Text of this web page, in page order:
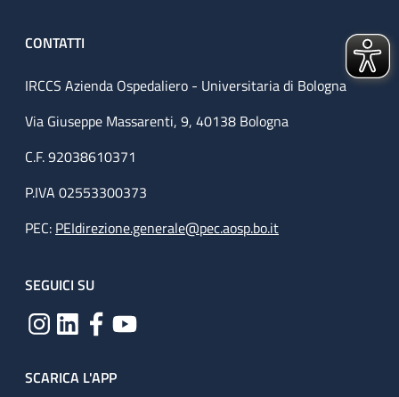
CONTATTI
IRCCS Azienda Ospedaliero - Universitaria di Bologna
Via Giuseppe Massarenti, 9, 40138 Bologna
C.F. 92038610371
P.IVA 02553300373
PEC: PEIdirezione.generale@pec.aosp.bo.it
SEGUICI SU
SCARICA L'APP